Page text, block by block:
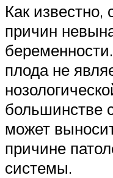
Как известно,
причин
плода не
большинстве
может
причине
системы.